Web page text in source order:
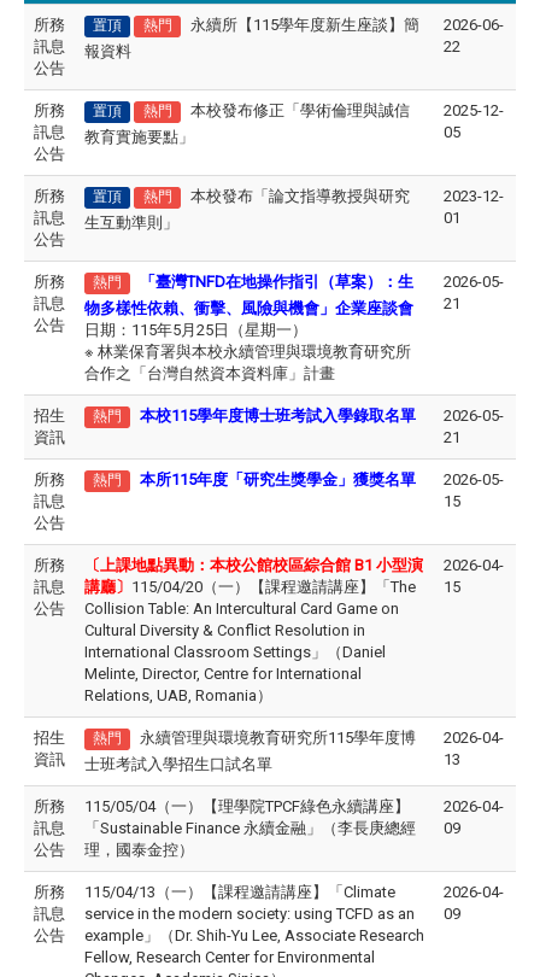
所務
訊息
公告
置頂 熱門
永續所【115學年度新生座談】簡
報資料
2026-06-
22
所務
訊息
公告
置頂 熱門
本校發布修正「學術倫理與誠信
教育實施要點」
2025-12-
05
所務
訊息
公告
置頂 熱門
本校發布「論文指導教授與研究
生互動準則」
2023-12-
01
所務
訊息
公告
熱門
「臺灣TNFD在地操作指引（草案）：生
物多樣性依賴、衝擊、風險與機會」企業座談會
日期：115年5月25日（星期一）
※ 林業保育署與本校永續管理與環境教育研究所
合作之「台灣自然資本資料庫」計畫
2026-05-
21
招生
資訊
熱門 本校115學年度博士班考試入學錄取名單
2026-05-
21
所務
訊息
公告
熱門 本所115年度「研究生獎學金」獲獎名單
2026-05-
15
所務
訊息
公告
〔上課地點異動：本校公館校區綜合館 B1 小型演
講廳〕 115/04/20（一）【課程邀請講座】「The
Collision Table: An Intercultural Card Game on
Cultural Diversity & Conflict Resolution in
International Classroom Settings」（Daniel
Melinte, Director, Centre for International
Relations, UAB, Romania）
2026-04-
15
招生
資訊
熱門
永續管理與環境教育研究所115學年度博
士班考試入學招生口試名單
2026-04-
13
所務
訊息
公告
115/05/04（一）【理學院TPCF綠色永續講座】
「Sustainable Finance 永續金融」（李長庚總經
理，國泰金控）
2026-04-
09
所務
訊息
公告
115/04/13（一）【課程邀請講座】「Climate
service in the modern society: using TCFD as an
example」（Dr. Shih-Yu Lee, Associate Research
Fellow, Research Center for Environmental
2026-04-
09